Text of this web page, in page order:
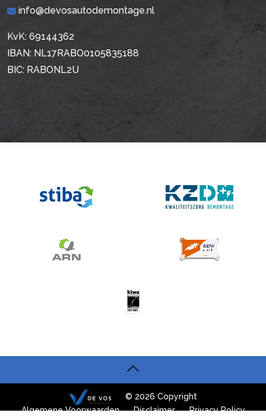
info@devosautodemontage.nl
KvK: 69144362
IBAN: NL17RABO0105835188
BIC: RABONL2U
© 2026 Copyright
Algemene Voorwaarden
Disclaimer Privacy Policy